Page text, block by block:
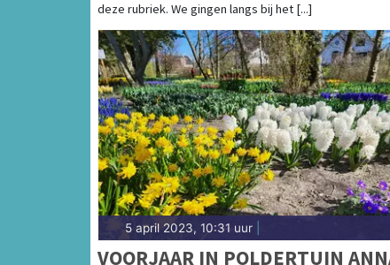
deze rubriek. We gingen langs bij het [...]
5 april 2023, 10:31 uur
VOORJAAR IN POLDERTUIN